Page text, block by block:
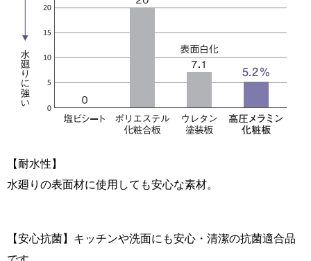
【耐水性】
水廻りの表面材に使用しても安心な素材。
【安心抗菌】キッチンや洗面にも安心・清潔の抗菌適合品